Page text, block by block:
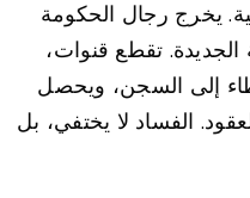
يخرج رجال الحكومة
تقطع قنوات،
إلى السجن، ويحصل
الفساد لا يختفي، بل